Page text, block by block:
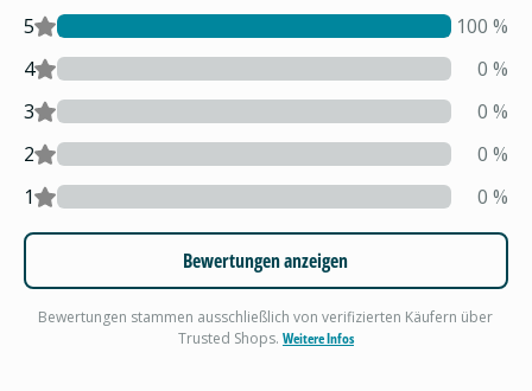
5
100 %
4
0 %
3
0 %
2
0 %
1
0 %
Bewertungen anzeigen
Bewertungen stammen ausschließlich von verifizierten Käufern über
Trusted Shops. Weitere Infos